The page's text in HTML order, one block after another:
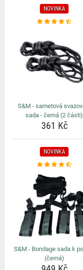
NOVINKA
S&M - sametová
sada - černá (2 části)
361 Kč
NOVINKA
S&M - Bondage sada k
(černá)